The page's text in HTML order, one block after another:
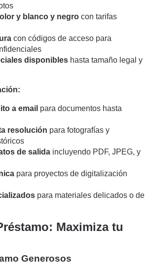
y blanco y negro con tarifas
con códigos de acceso para
disponibles hasta tamaño legal y
a email para documentos hasta
resolución para fotografías y
de salida incluyendo PDF, JPEG, y
para proyectos de digitalización
para materiales delicados o de
Maximiza tu
Generosos